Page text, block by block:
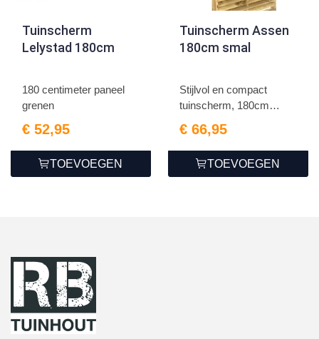
Tuinscherm
Lelystad 180cm
180 centimeter paneel
grenen
€ 52,95
TOEVOEGEN
Tuinscherm Assen
180cm smal
Stijlvol en compact
tuinscherm, 180cm
€ 66,95
TOEVOEGEN